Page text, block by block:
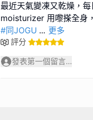
最近天氣變凍又乾燥，
#同JOGU ... 更多
評分
發表第一個留言...